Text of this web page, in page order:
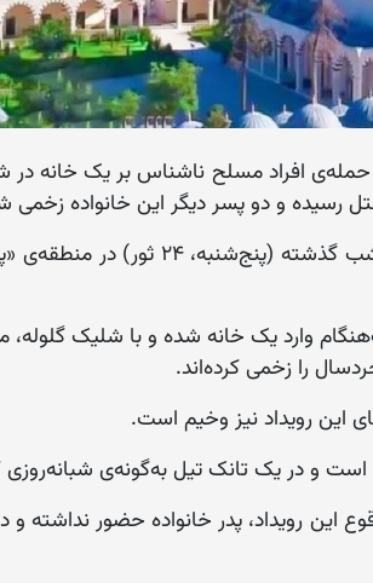
افراد مسلح ناشناس بر یک خانه در
و دو پسر دیگر این خانواده زخمی
دست‌کم دو منبع گفته‌اند که این رویداد شب
وارد یک خانه شده و با شلیک گلوله،
را زخمی کرده‌اند.
این رویداد نیز وخیم است.
است و در یک تانک تیل به‌گونه‌ی
این رویداد، پدر خانواده حضور نداشته